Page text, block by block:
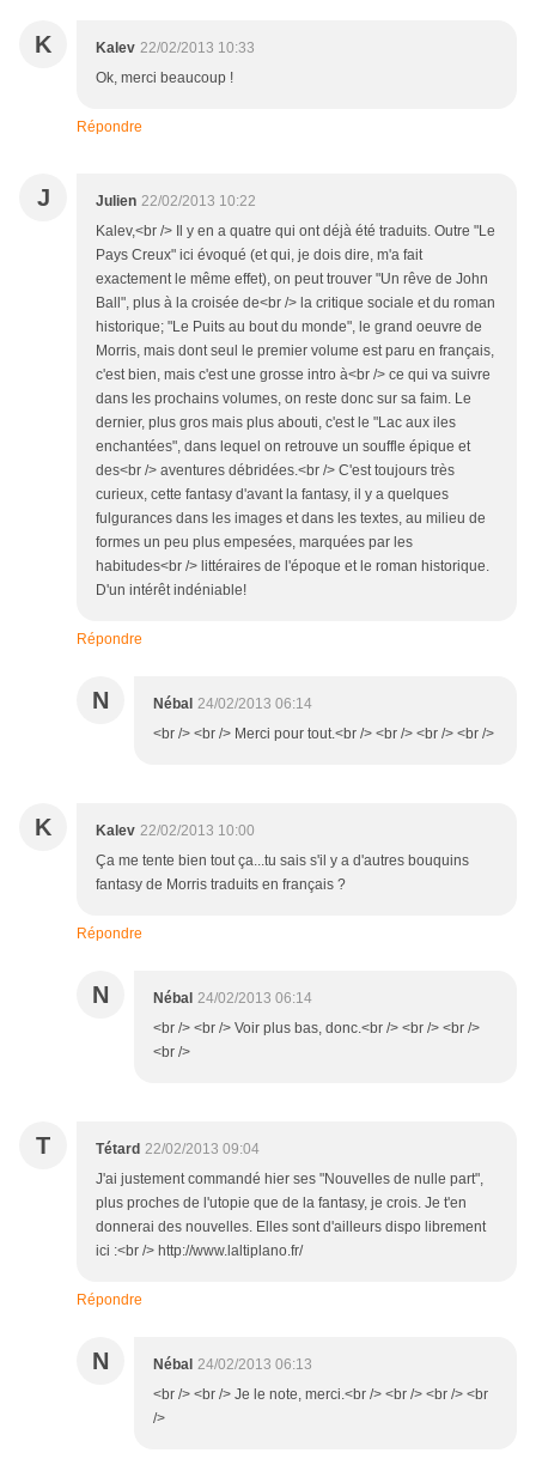
K Kalev 22/02/2013 10:33
Ok, merci beaucoup !
Répondre
J Julien 22/02/2013 10:22
Kalev,<br /> Il y en a quatre qui ont déjà été traduits. Outre "Le
Pays Creux" ici évoqué (et qui, je dois dire, m'a fait
exactement le même effet), on peut trouver "Un rêve de John
Ball", plus à la croisée de<br /> la critique sociale et du roman
historique; "Le Puits au bout du monde", le grand oeuvre de
Morris, mais dont seul le premier volume est paru en français,
c'est bien, mais c'est une grosse intro à<br /> ce qui va suivre
dans les prochains volumes, on reste donc sur sa faim. Le
dernier, plus gros mais plus abouti, c'est le "Lac aux iles
enchantées", dans lequel on retrouve un souffle épique et
des<br /> aventures débridées.<br /> C'est toujours très
curieux, cette fantasy d'avant la fantasy, il y a quelques
fulgurances dans les images et dans les textes, au milieu de
formes un peu plus empesées, marquées par les
habitudes<br /> littéraires de l'époque et le roman historique.
D'un intérêt indéniable!
Répondre
N Nébal 24/02/2013 06:14
<br /> <br /> Merci pour tout.<br /> <br /> <br /> <br />
K Kalev 22/02/2013 10:00
Ça me tente bien tout ça...tu sais s'il y a d'autres bouquins
fantasy de Morris traduits en français ?
Répondre
N Nébal 24/02/2013 06:14
<br /> <br /> Voir plus bas, donc.<br /> <br /> <br />
<br />
T Tétard 22/02/2013 09:04
J'ai justement commandé hier ses "Nouvelles de nulle part",
plus proches de l'utopie que de la fantasy, je crois. Je t'en
donnerai des nouvelles. Elles sont d'ailleurs dispo librement
ici :<br /> http://www.laltiplano.fr/
Répondre
N Nébal 24/02/2013 06:13
<br /> <br /> Je le note, merci.<br /> <br /> <br /> <br
/>